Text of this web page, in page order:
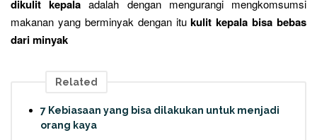
dikulit kepala adalah dengan mengurangi mengkomsumsi
makanan yang berminyak dengan itukulit kepala bisa bebas
dari minyak
Related
7 Kebiasaan yang bisa dilakukan untuk menjadi
orang kaya